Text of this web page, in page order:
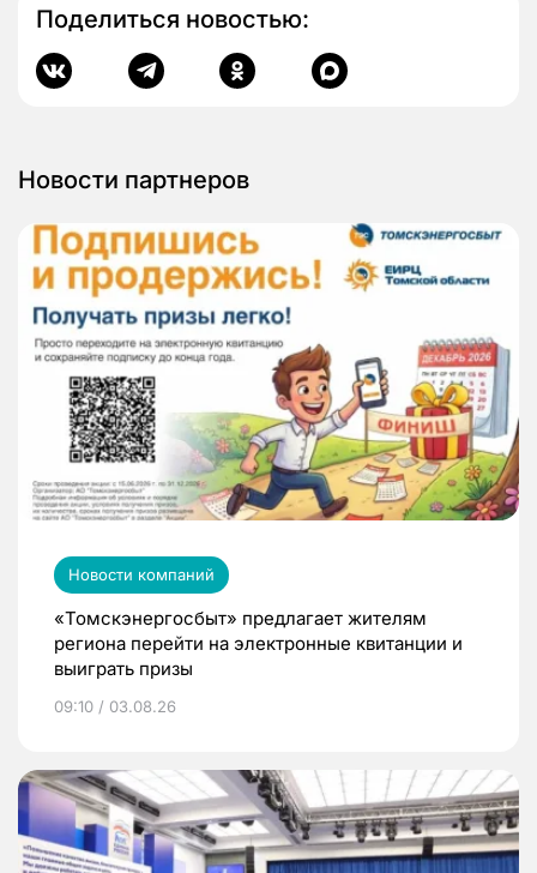
Поделиться новостью:
Новости партнеров
Новости компаний
«Томскэнергосбыт» предлагает жителям
региона перейти на электронные квитанции и
выиграть призы
09:10 / 03.08.26